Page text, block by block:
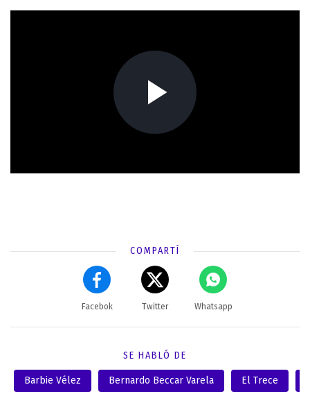
COMPARTÍ
Facebok Twitter Whatsapp
SE HABLÓ DE
Barbie Vélez Bernardo Beccar Varela El Trece